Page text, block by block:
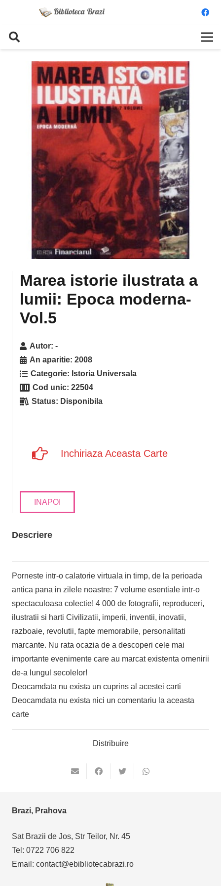
Marea istorie ilustrata a
lumii: Epoca moderna-
Vol.5
Autor:-
An aparitie:2008
Categorie: Istoria Universala
Cod unic:22504
Status: Disponibila
Inchiriaza Aceasta Carte
INAPOI
Descriere
Porneste intr-o calatorie virtuala in timp, de la perioada
antica pana in zilele noastre: 7 volume esentiale intr-o
spectaculoasa colectie! 4 000 de fotografii, reproduceri,
ilustratii si harti Civilizatii, imperii, inventii, inovatii,
razboaie, revolutii, fapte memorabile, personalitati
marcante. Nu rata ocazia de a descoperi cele mai
importante evenimente care au marcat existenta omenirii
de-a lungul secolelor!
Deocamdata nu exista un cuprins al acestei carti
Deocamdata nu exista nici un comentariu la aceasta
carte
Distribuire
Brazi, Prahova
Sat Brazii de Jos, Str Teilor, Nr. 45
Tel: 0722 706 822
Email: contact@ebibliotecabrazi.ro